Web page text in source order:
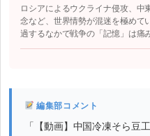
ロシアによるウクライナ侵攻、中
念など、世界情勢が混迷を極めて
過するなかで戦争の「記憶」は痛
編集部コメント
「【動画】中国冷凍そら豆